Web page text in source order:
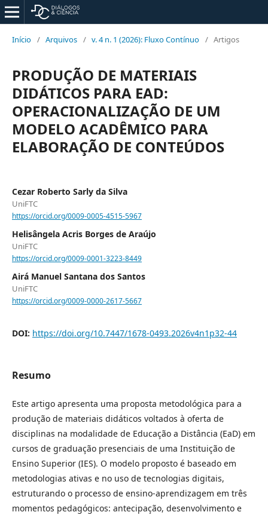
Início / Arquivos / v. 4 n. 1 (2026): Fluxo Contínuo / Artigos
PRODUÇÃO DE MATERIAIS
DIDÁTICOS PARA EAD:
OPERACIONALIZAÇÃO DE UM
MODELO ACADÊMICO PARA
ELABORAÇÃO DE CONTEÚDOS
Cezar Roberto Sarly da Silva
UniFTC
https://orcid.org/0009-0005-4515-5967
Helisângela Acris Borges de Araújo
UniFTC
https://orcid.org/0009-0001-3223-8449
Airá Manuel Santana dos Santos
UniFTC
https://orcid.org/0009-0000-2617-5667
DOI: https://doi.org/10.7447/1678-0493.2026v4n1p32-44
Resumo
Este artigo apresenta uma proposta metodológica para a
produção de materiais didáticos voltados à oferta de
disciplinas na modalidade de Educação a Distância (EaD) em
cursos de graduação presenciais de uma Instituição de
Ensino Superior (IES). O modelo proposto é baseado em
metodologias ativas e no uso de tecnologias digitais,
estruturando o processo de ensino-aprendizagem em três
momentos pedagógicos: antecipação, desenvolvimento e